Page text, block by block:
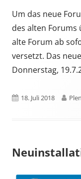
Um das neue
des alten Forums
alte Forum ab
versetzt. Das
Donnerstag,
Published
18. Juli 2018